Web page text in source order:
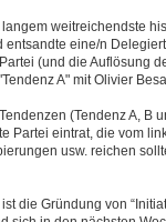
weitreichendste
eine/n
(und die Auflösung
A" mit Olivier
(Tendenz A, B
Partei eintrat, die vom
usw. reichen
die Gründung von